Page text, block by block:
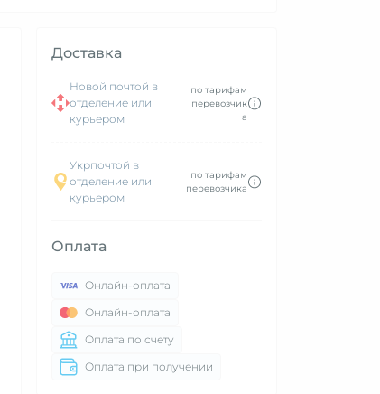
Доставка
Новой почтой в
отделение или
курьером
по тарифам
перевозчик
а
Укрпочтой в
отделение или
курьером
по тарифам
перевозчика
Оплата
Онлайн-оплата
Онлайн-оплата
Оплата по счету
Оплата при получении